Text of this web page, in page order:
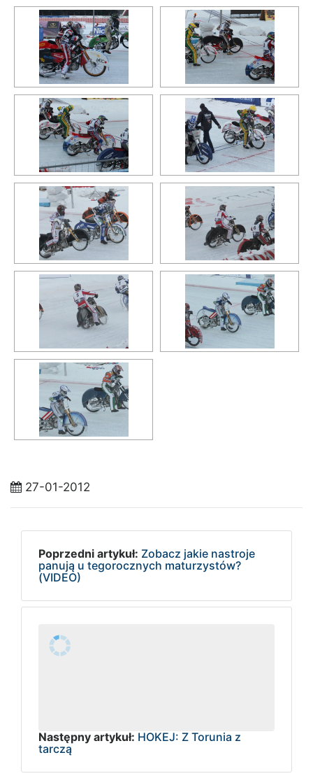
27-01-2012
Poprzedni artykuł: Zobacz jakie nastroje
panują u tegorocznych maturzystów?
(VIDEO)
Następny artykuł: HOKEJ: Z Torunia z
tarczą